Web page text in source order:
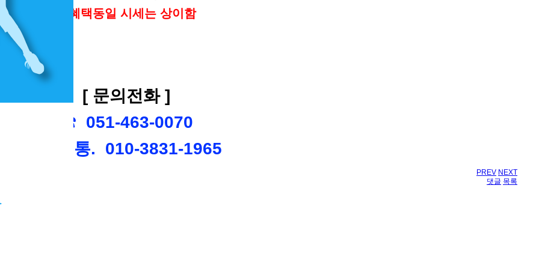
※혜택동일 시세는 상이함
[ 문의전화 ]
☎ 051-463-0070
☎ 직통. 010-3831-1965
PREV NEXT
댓글 목록